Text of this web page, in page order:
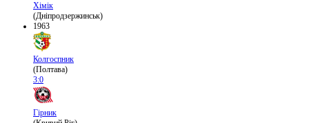
Хімік
(Дніпродзержинськ)
1963
Колгоспник
(Полтава)
3:0
Гірник